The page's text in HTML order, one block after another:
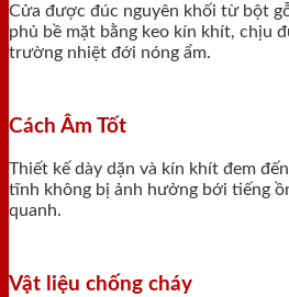
Cửa được đúc nguyên khối từ bột
phủ bề mặt bằng keo kín khít, chịu
trường nhiệt đới nóng ẩm.
Cách Âm Tốt
Thiết kế dày dặn và kín khít đem
tĩnh không bị ảnh hưởng bới tiếng
quanh.
Vật liệu chống cháy